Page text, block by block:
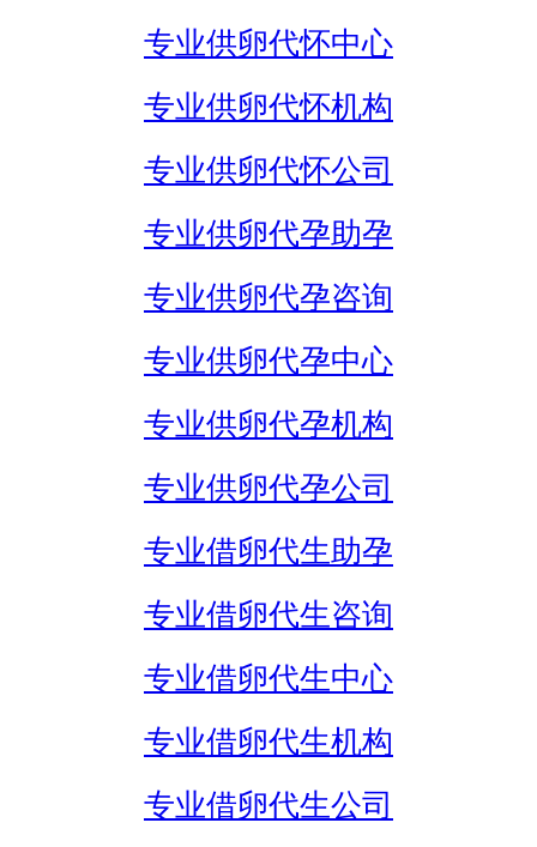
专业供卵代怀中心
专业供卵代怀机构
专业供卵代怀公司
专业供卵代孕助孕
专业供卵代孕咨询
专业供卵代孕中心
专业供卵代孕机构
专业供卵代孕公司
专业借卵代生助孕
专业借卵代生咨询
专业借卵代生中心
专业借卵代生机构
专业借卵代生公司